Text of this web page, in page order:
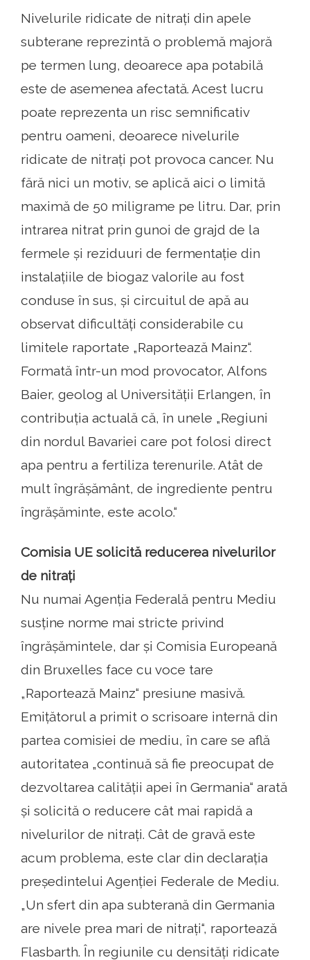
Nivelurile ridicate de nitrați din apele
subterane reprezintă o problemă majoră
pe termen lung, deoarece apa potabilă
este de asemenea afectată. Acest lucru
poate reprezenta un risc semnificativ
pentru oameni, deoarece nivelurile
ridicate de nitrați pot provoca cancer. Nu
fără nici un motiv, se aplică aici o limită
maximă de 50 miligrame pe litru. Dar, prin
intrarea nitrat prin gunoi de grajd de la
fermele și reziduuri de fermentație din
instalațiile de biogaz valorile au fost
conduse în sus, și circuitul de apă au
observat dificultăți considerabile cu
limitele raportate „Raportează Mainz“.
Formată într-un mod provocator, Alfons
Baier, geolog al Universității Erlangen, în
contribuția actuală că, în unele „Regiuni
din nordul Bavariei care pot folosi direct
apa pentru a fertiliza terenurile. Atât de
mult îngrășământ, de ingrediente pentru
îngrășăminte, este acolo.“
Comisia UE solicită reducerea nivelurilor
de nitrați
Nu numai Agenția Federală pentru Mediu
susține norme mai stricte privind
îngrășămintele, dar și Comisia Europeană
din Bruxelles face cu voce tare
„Raportează Mainz“ presiune masivă.
Emițătorul a primit o scrisoare internă din
partea comisiei de mediu, în care se află
autoritatea „continuă să fie preocupat de
dezvoltarea calității apei în Germania“ arată
și solicită o reducere cât mai rapidă a
nivelurilor de nitrați. Cât de gravă este
acum problema, este clar din declarația
președintelui Agenției Federale de Mediu.
„Un sfert din apa subterană din Germania
are nivele prea mari de nitrați“, raportează
Flasbarth. În regiunile cu densități ridicate